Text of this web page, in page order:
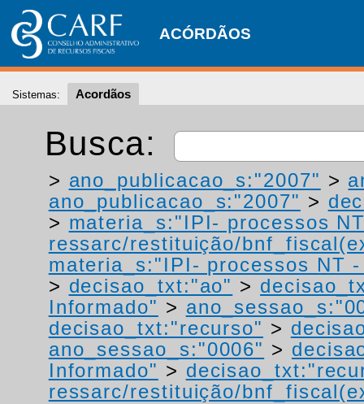
ACÓRDÃOS
Sistemas: Acordãos
Busca:
> ano_publicacao_s:"2007" >
ano_publicacao_s:"2007" >
> materia_s:"IPI- processos
ressarc/restituição/
materia_s:"IPI- processos NT
> decisao_txt:"ao" >
Informado" >
decisao_txt:"recurso" >
ano_sessao_s:"0006" >
Informado" >
ressarc/restituição/